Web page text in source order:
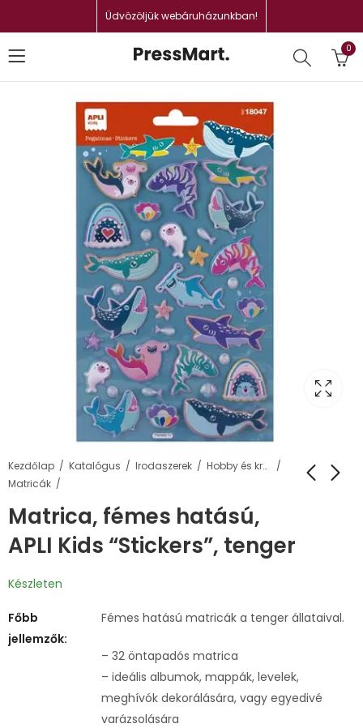
Üdvözöljük webáruházunkban!
0
Kezdőlap Katalógus Irodaszerek
Hobby és kreatív termékek
Matricák
Matrica, fémes hatású,
APLI Kids “Stickers”, tenger
Készleten
Főbb
jellemzők:
Fémes hatású matricák a tenger állataival.
– 32 öntapadós matrica
– ideális albumok, mappák, levelek,
meghívók dekorálására, vagy egyedivé
varázsolására